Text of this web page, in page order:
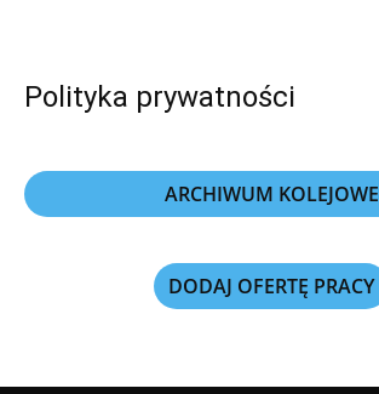
Polityka prywatności
ARCHIWUM KOLEJOWE
DODAJ OFERTĘ PRACY